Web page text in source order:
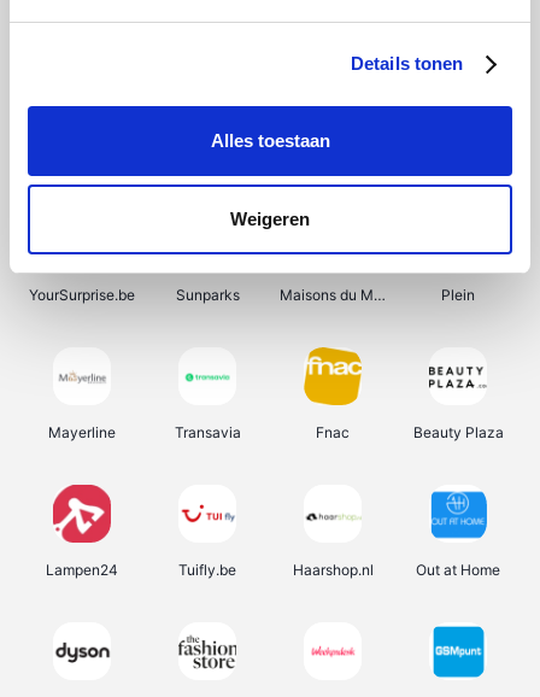
Details tonen
Alles toestaan
Weigeren
Shein Bergfreunde Pazzox Smartwatchbanden
YourSurprise.be Sunparks Maisons du Monde Plein
Mayerline Transavia Fnac Beauty Plaza
Lampen24 Tuifly.be Haarshop.nl Out at Home